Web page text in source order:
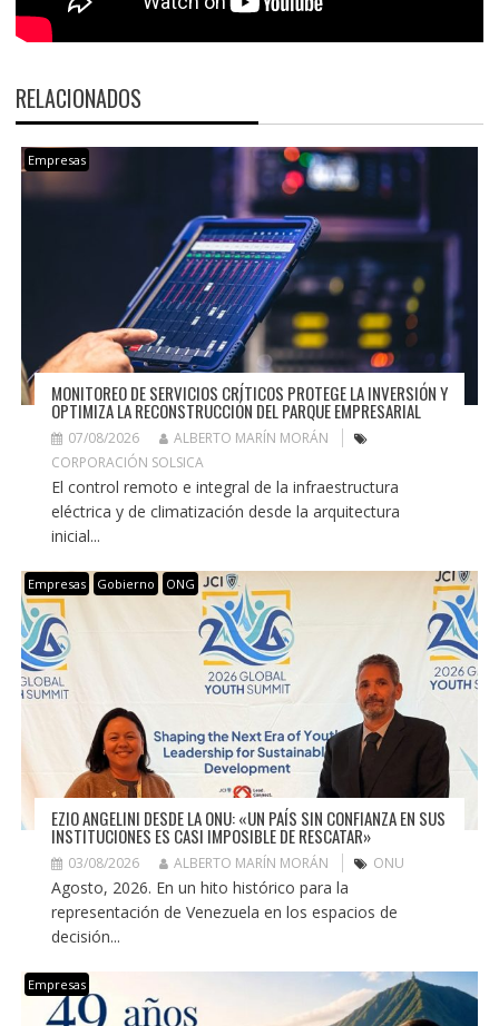
RELACIONADOS
Empresas
MONITOREO DE SERVICIOS CRÍTICOS PROTEGE LA INVERSIÓN Y
OPTIMIZA LA RECONSTRUCCIÓN DEL PARQUE EMPRESARIAL
07/08/2026
ALBERTO MARÍN MORÁN
CORPORACIÓN SOLSICA
El control remoto e integral de la infraestructura
eléctrica y de climatización desde la arquitectura
inicial...
Empresas Gobierno ONG
EZIO ANGELINI DESDE LA ONU: «UN PAÍS SIN CONFIANZA EN SUS
INSTITUCIONES ES CASI IMPOSIBLE DE RESCATAR»
03/08/2026 ALBERTO MARÍN MORÁN ONU
Agosto, 2026. En un hito histórico para la
representación de Venezuela en los espacios de
decisión...
Empresas